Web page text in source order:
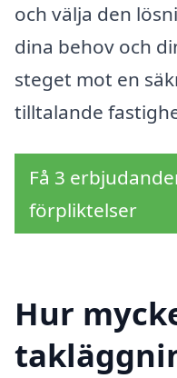
och välja den
dina behov och
steget mot en
tilltalande
Få 3
förpliktelser
Hur